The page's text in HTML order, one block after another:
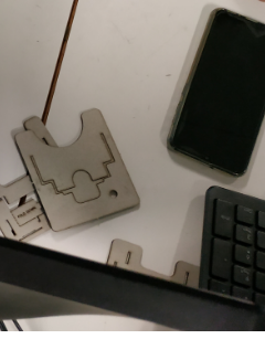
C
competenze digitali
C